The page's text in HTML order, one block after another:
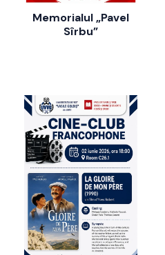
Memorialul „Pavel
Sîrbu”